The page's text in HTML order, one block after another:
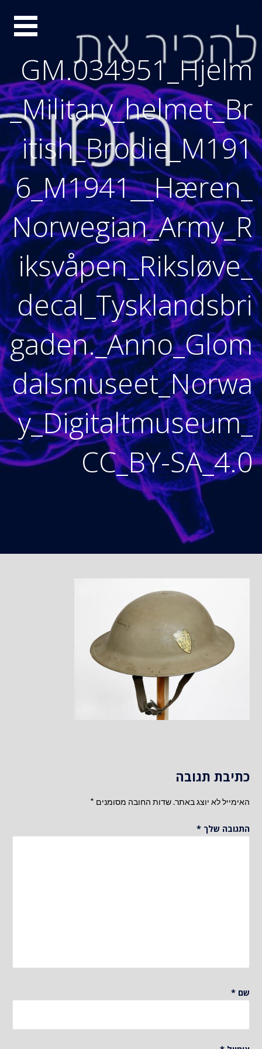
contentמוחות
GM.034951_Hjelm
_Military_helmet_Br
itish_Brodie_M191
6_M1941__Hæren_
Norwegian_Army_R
iksvåpen_Riksløve_
decal_Tysklandsbri
gaden._Anno_Glom
dalsmuseet_Norwa
y_Digitaltmuseum_
CC_BY-SA_4.0
כתיבת תגובה
האימייל לא יוצג באתר.שדות החובה מסומנים *
התגובה שלך *
שם *